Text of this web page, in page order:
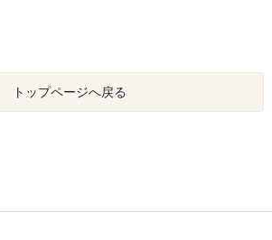
トップページへ戻る